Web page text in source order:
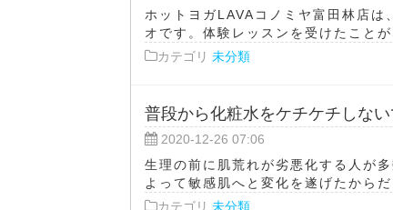
ホットヨガLAVAコノミヤ富田林店
オです。体験レッスンを受けたこと
カテゴリ 未分類
普段から化粧水をケチケチしな
2020-12-26 07:06
生理の前に肌荒れが劣悪化する人が
よって敏感肌へと変化を遂げたから
カテゴリ 未分類